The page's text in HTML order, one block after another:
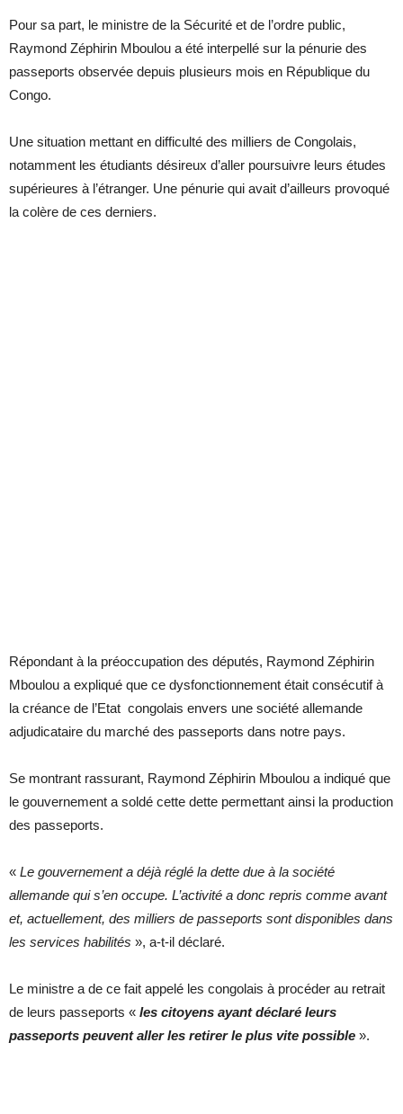
Pour sa part, le ministre de la Sécurité et de l’ordre public,
Raymond Zéphirin Mboulou a été interpellé sur la pénurie des
passeports observée depuis plusieurs mois en République du
Congo.
Une situation mettant en difficulté des milliers de Congolais,
notamment les étudiants désireux d’aller poursuivre leurs études
supérieures à l’étranger. Une pénurie qui avait d’ailleurs provoqué
la colère de ces derniers.
Répondant à la préoccupation des députés, Raymond Zéphirin
Mboulou a expliqué que ce dysfonctionnement était consécutif à
la créance de l’Etat congolais envers une société allemande
adjudicataire du marché des passeports dans notre pays.
Se montrant rassurant, Raymond Zéphirin Mboulou a indiqué que
le gouvernement a soldé cette dette permettant ainsi la production
des passeports.
« Le gouvernement a déjà réglé la dette due à la société
allemande qui s’en occupe. L’activité a donc repris comme avant
et, actuellement, des milliers de passeports sont disponibles dans
les services habilités », a-t-il déclaré.
Le ministre a de ce fait appelé les congolais à procéder au retrait
de leurs passeports « les citoyens ayant déclaré leurs
passeports peuvent aller les retirer le plus vite possible ».